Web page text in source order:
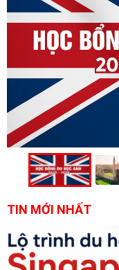
TIN MỚI NHẤT